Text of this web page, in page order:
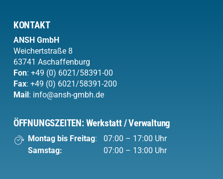
KONTAKT
ANSH GmbH
Weichertstraße 8
63741 Aschaffenburg
Fon: +49 (0) 6021/58391-00
Fax: +49 (0) 6021/58391-200
Mail: info@ansh-gmbh.de
ÖFFNUNGSZEITEN: Werkstatt / Verwaltung
Montag bis Freitag:
07:00 – 17:00 Uhr
Samstag:
07:00 – 13:00 Uhr